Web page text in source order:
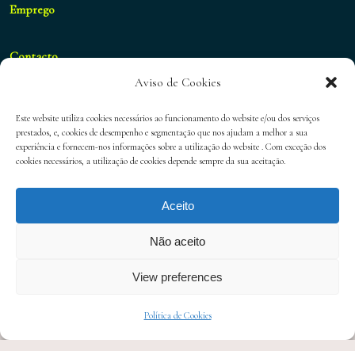
Aviso de Cookies
Este website utiliza cookies necessários ao funcionamento do website e/ou dos serviços
prestados, e, cookies de desempenho e segmentação que nos ajudam a melhor a sua
experiência e fornecem-nos informações sobre a utilização do website . Com exceção dos
cookies necessários, a utilização de cookies depende sempre da sua aceitação.
Aceito
Não aceito
View preferences
Política de Cookies
Emprego
Contacto
geral@blueshifthospitality.com
Política de Privacidade